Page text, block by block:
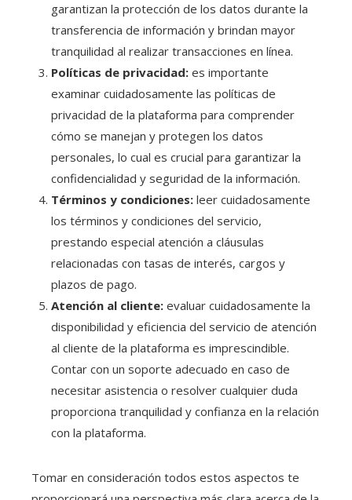
garantizan la protección de los datos durante la
transferencia de información y brindan mayor
tranquilidad al realizar transacciones en línea.
Políticas de privacidad: es importante
examinar cuidadosamente las políticas de
privacidad de la plataforma para comprender
cómo se manejan y protegen los datos
personales, lo cual es crucial para garantizar la
confidencialidad y seguridad de la información.
Términos y condiciones: leer cuidadosamente
los términos y condiciones del servicio,
prestando especial atención a cláusulas
relacionadas con tasas de interés, cargos y
plazos de pago.
Atención al cliente: evaluar cuidadosamente la
disponibilidad y eficiencia del servicio de atención
al cliente de la plataforma es imprescindible.
Contar con un soporte adecuado en caso de
necesitar asistencia o resolver cualquier duda
proporciona tranquilidad y confianza en la relación
con la plataforma.
Tomar en consideración todos estos aspectos te